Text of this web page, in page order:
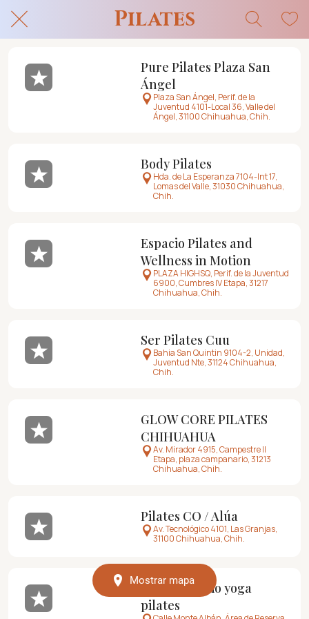
Pilates
Pure Pilates Plaza San
Ángel
Plaza San Ángel, Perif. de la
Juventud 4101-Local 36, Valle del
Ángel, 31100 Chihuahua, Chih.
Body Pilates
Hda. de La Esperanza 7104-Int 17,
Lomas del Valle, 31030 Chihuahua,
Chih.
Espacio Pilates and
Wellness in Motion
PLAZA HIGHSQ, Perif. de la Juventud
6900, Cumbres IV Etapa, 31217
Chihuahua, Chih.
Ser Pilates Cuu
Bahia San Quintin 9104-2, Unidad,
Juventud Nte, 31124 Chihuahua,
Chih.
GLOW CORE PILATES
CHIHUAHUA
Av. Mirador 4915, Campestre II
Etapa, plaza campanario, 31213
Chihuahua, Chih.
Pilates CO / Alúa
Av. Tecnológico 4101, Las Granjas,
31100 Chihuahua, Chih.
Meraki studio yoga
pilates
Mostrar mapa